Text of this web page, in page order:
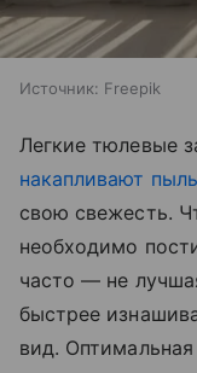
Источник: Freepik
Легкие тюлевые
накапливают пыль
свою свежесть.
необходимо
часто — не
быстрее
вид.